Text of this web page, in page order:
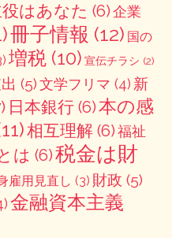
はあなた (6)企業
冊子情報 (12) 国の
増税 (10) 宣伝チラシ (2)
(5)文学フリマ (4) 新
日本銀行 (6)本の感
相互理解 (6)福祉
は (6)税金は財
雇用見直し (3) 財政 (5)
金融資本主義